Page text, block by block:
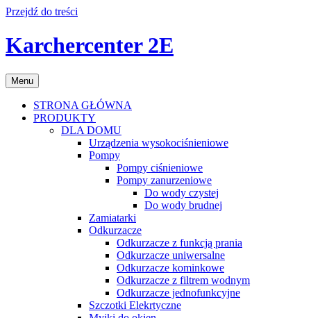
Przejdź do treści
Karchercenter 2E
Menu
STRONA GŁÓWNA
PRODUKTY
DLA DOMU
Urządzenia wysokociśnieniowe
Pompy
Pompy ciśnieniowe
Pompy zanurzeniowe
Do wody czystej
Do wody brudnej
Zamiatarki
Odkurzacze
Odkurzacze z funkcją prania
Odkurzacze uniwersalne
Odkurzacze kominkowe
Odkurzacze z filtrem wodnym
Odkurzacze jednofunkcyjne
Szczotki Elekrtyczne